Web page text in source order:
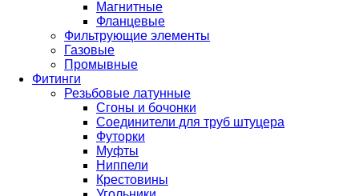
Магнитные
Фланцевые
Фильтрующие элементы
Газовые
Промывные
Фитинги
Резьбовые латунные
Сгоны и бочонки
Соединители для труб штуцера
Футорки
Муфты
Ниппели
Крестовины